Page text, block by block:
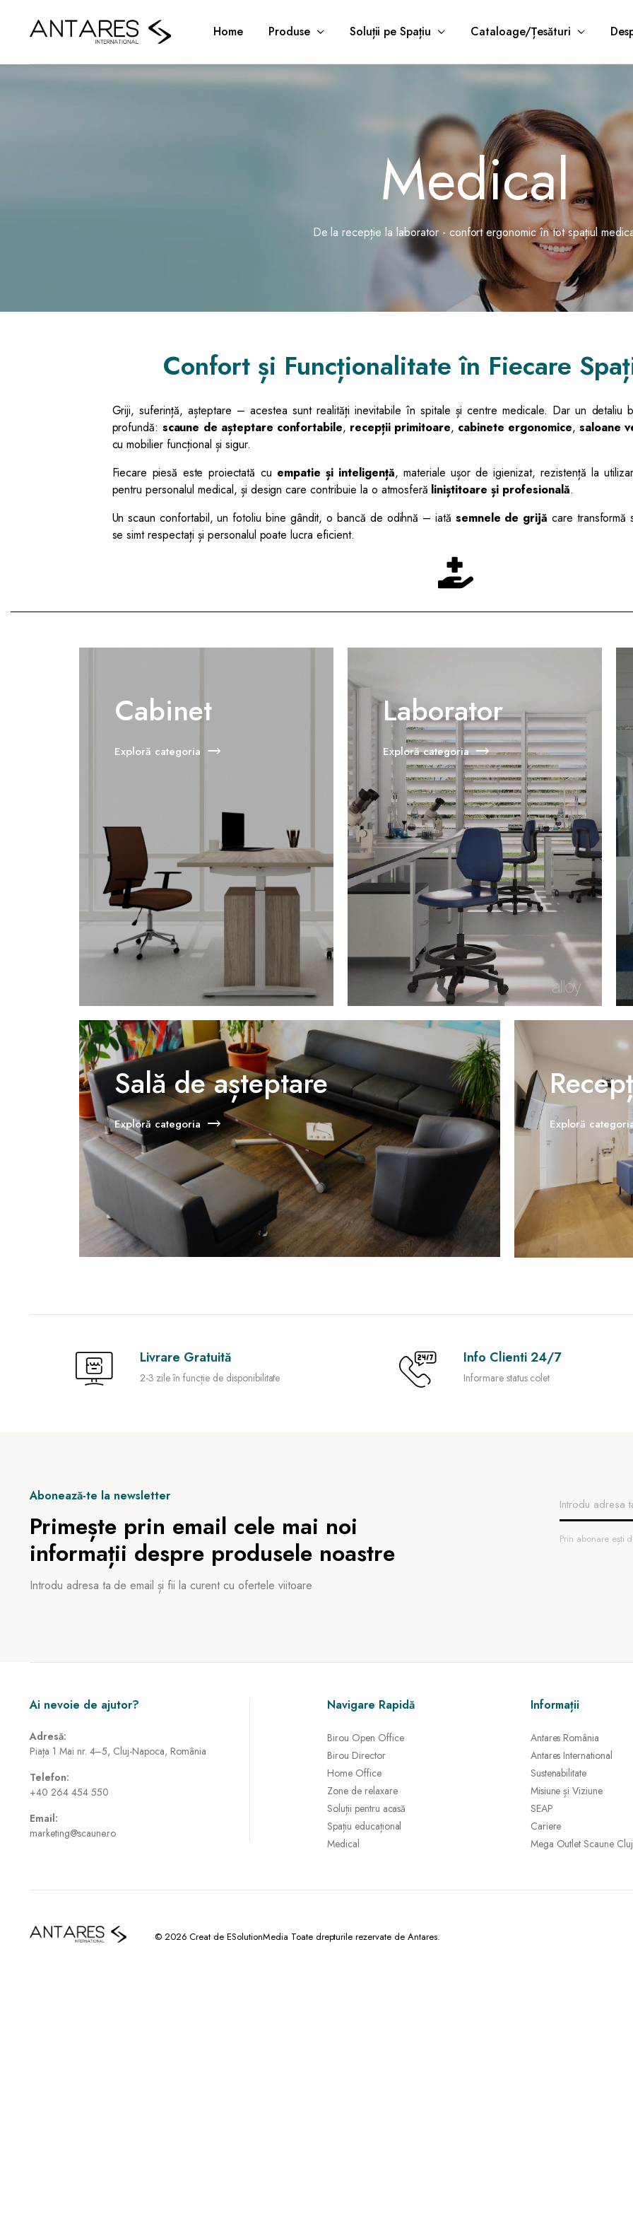
Home Produse Soluții pe Spațiu Cataloage/Țesături
Medical
De la recepție la laborator - confort ergonomic în tot spațiul
Confort și Funcționalitate în Fiecare
Griji, suferință, așteptare – acestea sunt realități inevitabile în spitale și centre medicale. Dar un
profundă: scaune de așteptare confortabile, recepții primitoare, cabinete ergonomice,saloane
cu mobilier funcțional și sigur.
Fiecare piesă este proiectată cu empatie și inteligență, materiale ușor de igienizat, rezistență la
pentru personalul medical, și design care contribuie la o atmosferă liniștitoare și profesională.
Un scaun confortabil, un fotoliu bine gândit, o bancă de odihnă – iată semnele de grijă care transformă
se simt respectați și personalul poate lucra eficient.
Cabinet
Exploră categoria
Laborator
Exploră categoria
Sală de așteptare
Exploră categoria Exploră
Livrare Gratuită
2-3 zile în funcție de disponibilitate
Info Clienti 24/7
Informare status colet
Abonează-te la newsletter
Primește prin email cele mai noi
informații despre produsele noastre
Introdu adresa ta de email și fii la curent cu ofertele viitoare
Prin abonare ești
Ai nevoie de ajutor?
Adresă:
Piața 1 Mai nr. 4–5, Cluj-Napoca, România
Telefon:
+40 264 454 550
Email:
marketing@scaune.ro
Navigare Rapidă
Birou Open Office
Birou Director
Home Office
Zone de relaxare
Soluții pentru acasă
Spațiu educațional
Medical
Informații
Antares România
Antares International
Sustenabilitate
Misiune și Viziune
SEAP
Cariere
Mega Outlet Scaune Cluj
© 2026 Creat de ESolutionMedia Toate drepturile rezervate de Antares.